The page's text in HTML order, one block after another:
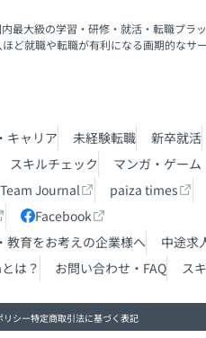
最大級の学習・研修・就活・転職プラ
ど就職や転職が有利になる画期的なサ
キャリア 未経験転職
新卒就活
スキルチェック
マンガ・ゲーム
Journal
paiza times
Facebook
教育をお考えの企業様へ
中途求
は？ お問い合わせ・FAQ ス
シー特定商取引法に基づく表記